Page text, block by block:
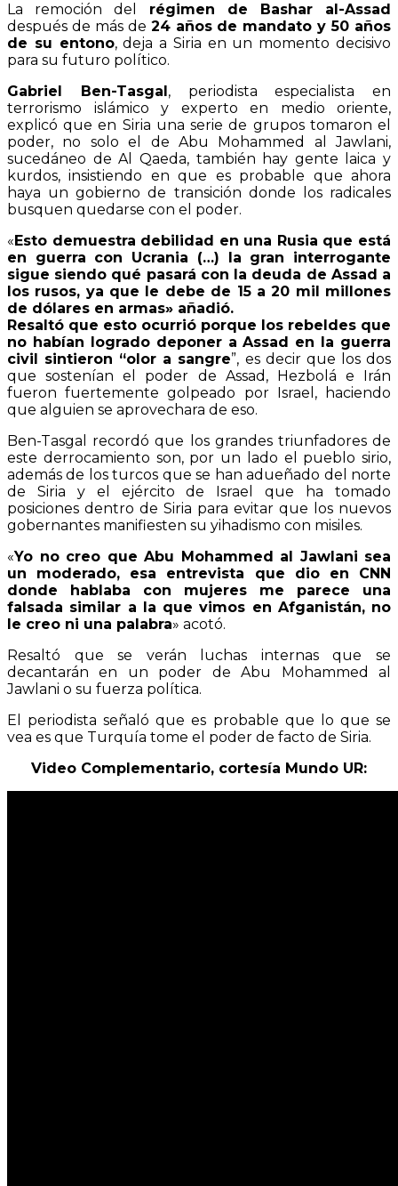
La remoción del régimen de Bashar al-Assad
después de más de 24 años de mandato y 50 años
de su entono, deja a Siria en un momento decisivo
para su futuro político.
Gabriel Ben-Tasgal , periodista especialista en
terrorismo islámico y experto en medio oriente,
explicó que en Siria una serie de grupos tomaron el
poder, no solo el de Abu Mohammed al Jawlani,
sucedáneo de Al Qaeda, también hay gente laica y
kurdos, insistiendo en que es probable que ahora
haya un gobierno de transición donde los radicales
busquen quedarse con el poder.
« Esto demuestra debilidad en una Rusia que está
en guerra con Ucrania (…) la gran interrogante
sigue siendo qué pasará con la deuda de Assad a
los rusos, ya que le debe de 15 a 20 mil millones
de dólares en armas» añadió.
Resaltó que esto ocurrió porque los rebeldes que
no habían logrado deponer a Assad en la guerra
civil sintieron “olor a sangre”, es decir que los dos
que sostenían el poder de Assad, Hezbolá e Irán
fueron fuertemente golpeado por Israel, haciendo
que alguien se aprovechara de eso.
Ben-Tasgal recordó que los grandes triunfadores de
este derrocamiento son, por un lado el pueblo sirio,
además de los turcos que se han adueñado del norte
de Siria y el ejército de Israel que ha tomado
posiciones dentro de Siria para evitar que los nuevos
gobernantes manifiesten su yihadismo con misiles.
«Yo no creo que Abu Mohammed al Jawlani sea
un moderado, esa entrevista que dio en CNN
donde hablaba con mujeres me parece una
falsada similar a la que vimos en Afganistán, no
le creo ni una palabra» acotó.
Resaltó que se verán luchas internas que se
decantarán en un poder de Abu Mohammed al
Jawlani o su fuerza política.
El periodista señaló que es probable que lo que se
vea es que Turquía tome el poder de facto de Siria.
Video Complementario, cortesía Mundo UR: